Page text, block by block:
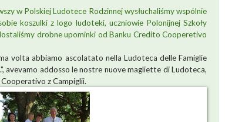
w Polskiej Ludotece Rodzinnej wysłuchaliśmy wspólnie
koszulki z logo ludoteki, uczniowie Polonijnej Szkoły
drobne upominki od Banku Credito Cooperetivo
volta abbiamo ascolatato nella Ludoteca delle Famiglie
avevamo addosso le nostre nuove magliette di Ludoteca,
z Campiglii.